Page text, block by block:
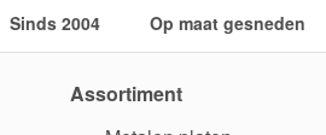
Sinds 2004 Op maat gesneden
Assortiment